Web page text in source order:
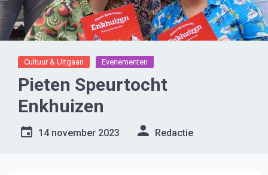
Cultuur & Uitgaan Evenementen
Pieten Speurtocht
Enkhuizen
14 november 2023 Redactie